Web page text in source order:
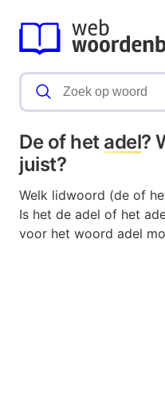
De of het adel?
juist?
Welk lidwoord (de of
Is het de adel of het
voor het woord adel